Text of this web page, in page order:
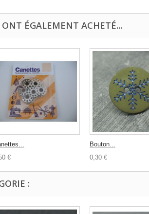
ÉGALEMENT ACHETÉ...
€
Bouton...
0,30 €
: